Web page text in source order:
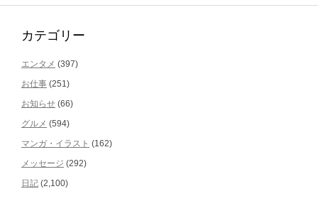
カテゴリー
エンタメ (397)
お仕事 (251)
お知らせ (66)
グルメ (594)
マンガ・イラスト (162)
メッセージ (292)
日記 (2,100)